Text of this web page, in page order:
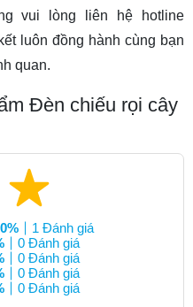
vui lòng liên hệ hotline
luôn đồng hành cùng bạn
quan.
Đèn chiếu rọi cây
1 Đánh giá
0 Đánh giá
0 Đánh giá
0 Đánh giá
0 Đánh giá